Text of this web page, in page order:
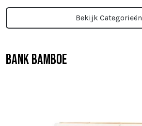
Bekijk Categorieën
Bank bamboe